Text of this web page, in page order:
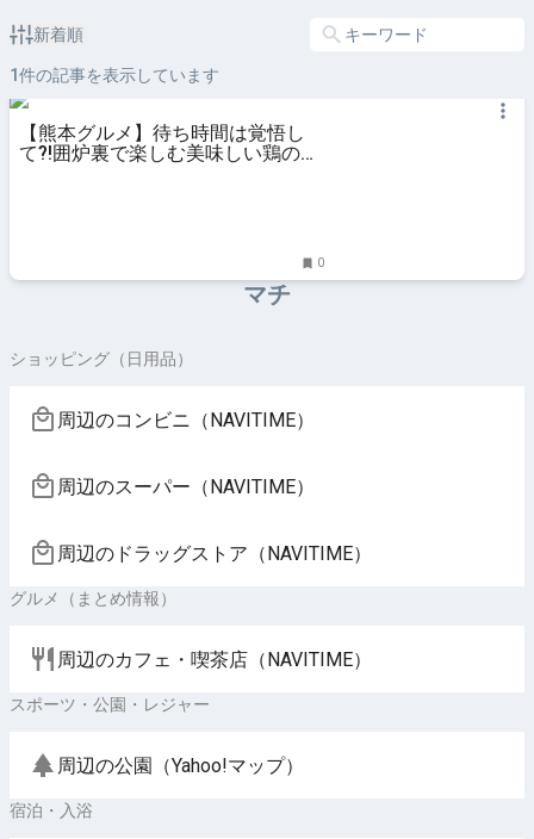
新着順
1件の記事を表示しています
【熊本グルメ】待ち時間は覚悟し
て?!囲炉裏で楽しむ美味しい鶏の炭
0
マチ
ショッピング（日用品）
周辺のコンビニ（NAVITIME）
周辺のスーパー（NAVITIME）
周辺のドラッグストア（NAVITIME）
グルメ（まとめ情報）
周辺のカフェ・喫茶店（NAVITIME）
スポーツ・公園・レジャー
周辺の公園（Yahoo!マップ）
宿泊・入浴